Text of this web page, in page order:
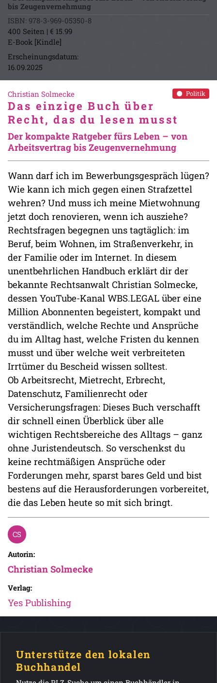
bis Zeugenvernehmung
ISBN: 978-3-969-05350-8
400 Seiten | € 15.99
E-Book [Kindle]
Erscheinungsdatum:
16.09.2025
Politik
Christian Solmecke
Das einzige Buch über
Recht, das du lesen musst
Der kompakte Ratgeber fürs Leben – von
Arbeitsvertrag bis Zeugenvernehmung
Wann darf ich im Bewerbungsgespräch lügen?
Wie kann ich mich gegen einen Strafzettel
wehren? Und muss ich meine Mietwohnung
jetzt doch renovieren, wenn ich ausziehe?
Rechtsfragen begegnen uns tagtäglich: im
Beruf, beim Wohnen, im Straßenverkehr, in
der Familie oder im Internet. In diesem
unentbehrlichen Handbuch erklärt dir der
bekannte Rechtsanwalt Christian Solmecke,
dessen YouTube-Kanal WBS.LEGAL über eine
Million Abonnenten begeistert, kompakt und
verständlich, welche Rechte und Ansprüche
du im Alltag hast, welche Fristen du kennen
musst und über welche weit verbreiteten
Irrtümer du Bescheid wissen solltest.
Ob Arbeitsrecht, Mietrecht, Erbrecht,
Datenschutz, Familienrecht oder
Versicherungsfragen: Dieses Buch verschafft
dir schnell einen Überblick über alle
wichtigen Rechtsbereiche des Alltags – ganz
ohne Juristendeutsch. So verschenkst du
keine rechtmäßigen Ansprüche oder
Forderungen mehr, sparst bares Geld und bist
bestens auf die Herausforderungen vorbereitet,
die das Leben heute so mit sich bringt.
Autorin:
Christian Solmecke
Verlag:
Yes Publishing
Unterstütze den lokalen
Buchhandel